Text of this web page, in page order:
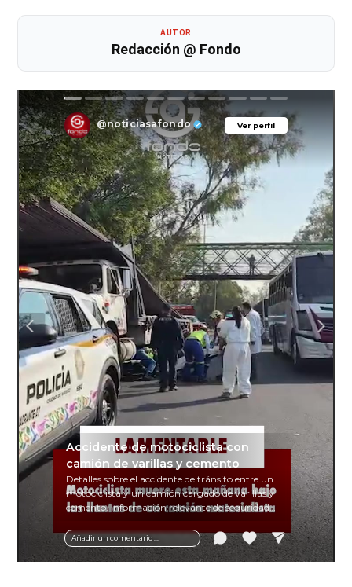
AUTOR
Redacción @ Fondo
Ver perfil
@noticiasafondo Ver perfil
Añadir un comentario ...
Accidente de motociclista con
camión de varillas y cemento
Detalles sobre el accidente de tránsito entre un
motociclista y un camión cargado de varillas y
cemento. Información relevante de seguridad
vial y recomendaciones para motociclistas.